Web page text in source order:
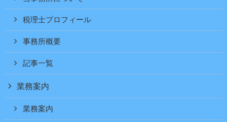
税理士プロフィール
事務所概要
記事一覧
業務案内
業務案内